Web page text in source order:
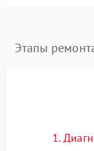
Этапы
1.